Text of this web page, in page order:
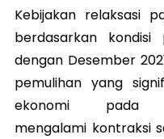
Kebijakan relaksasi
berdasarkan kondisi
dengan Desember
pemulihan yang
ekonomi
mengalami kontraksi